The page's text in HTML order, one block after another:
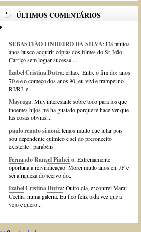
ÚLTIMOS COMENTÁRIOS
SEBASTIÃO PINHEIRO DA SILVA: Há muitos
anos busco adquirir cópias dos filmes do Sr João
Carriço sem lograr sucesso....
Izabel Cristina Dutra: então.. Entre o fim dos anos
70 e e o começo dos anos 90, eu vivi e trampei no
RJ/RJ. e...
Mayruga: Muy interesante sobre todo para los que
tnoemes hijos me ha gustado porque te hace ver que
las cosas obvias,...
paulo renato simoni: temos muito que lutar pois
sou dependente quimico e sei do preconceito
existente . parabéns .
Fernando Rangel Pinheiro: Extremamente
oportuna a reivindicação. Morei muito anos em JF e
sei a riqueza do acervo do...
Izabel Cristina Dutra: Outro dia, encontrei Marai
Cecília, numa galeria. Eu fico feliz toda vez que a
vejo e quero...